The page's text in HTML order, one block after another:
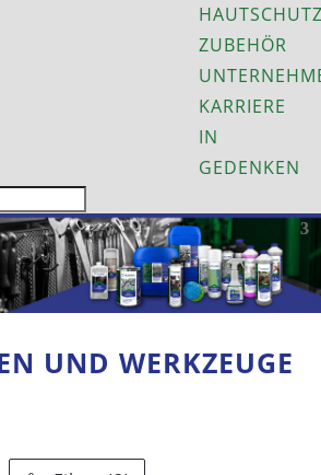
ZUBEHÖR
KARRIERE
IN
GEDENKEN
UND WERKZEUGE